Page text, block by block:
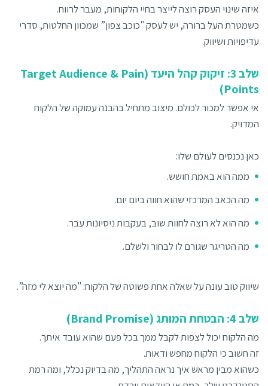
איזה שינוי העסק רוצה לייצר בחיי הלקוחות, מעבר לרווח.
כשמטרת העל ברורה, יש לעסק "כוכב צפון” שמכוון החלטות, סדרי
עדיפויות ושיווק.
שלב 3: זיקוק קהל היעד (Target Audience & Pain
Points)
אי אפשר למכור לכולם. מיצוב מתחיל בהבנה עמוקה של הלקוח
המדויק.
כאן נכנסים לעולם שלו:
ממה הוא באמת חושש.
מה הכאב המרכזי שהוא חווה ביום יום.
מה הוא לא רוצה לחוות שוב, בעקבות ניסיונות עבר.
מה הטריגר שגורם לו לבחור ולשלם.
שיווק טוב עונה על שאלה אחת פשוטה של הלקוח: "מה יוצא לי מזה”.
שלב 4: הבטחת המותג (Brand Promise)
מה הלקוח יכול לצפות לקבל ממך בכל פעם שהוא עובד איתך.
זה חשוב כי הלקוח מחפש ודאות.
כשהוא מבין מראש איך נראה התהליך, מה בדיוק נכלל, ומה רמת